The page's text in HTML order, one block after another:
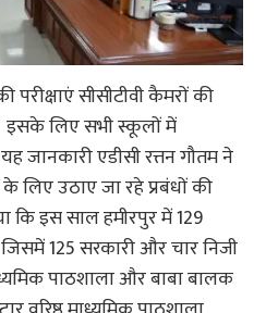
परीक्षाएं सीसीटीवी कैमरों की
इसके लिए सभी स्कूलों में
जानकारी एडीसी रत्तन गौतम ने
लिए उठाए जा रहे प्रबंधों की
कि इस साल हमीरपुर में 129
जिसमें 125 सरकारी और चार निजी
पाठशाला और बाबा बालक